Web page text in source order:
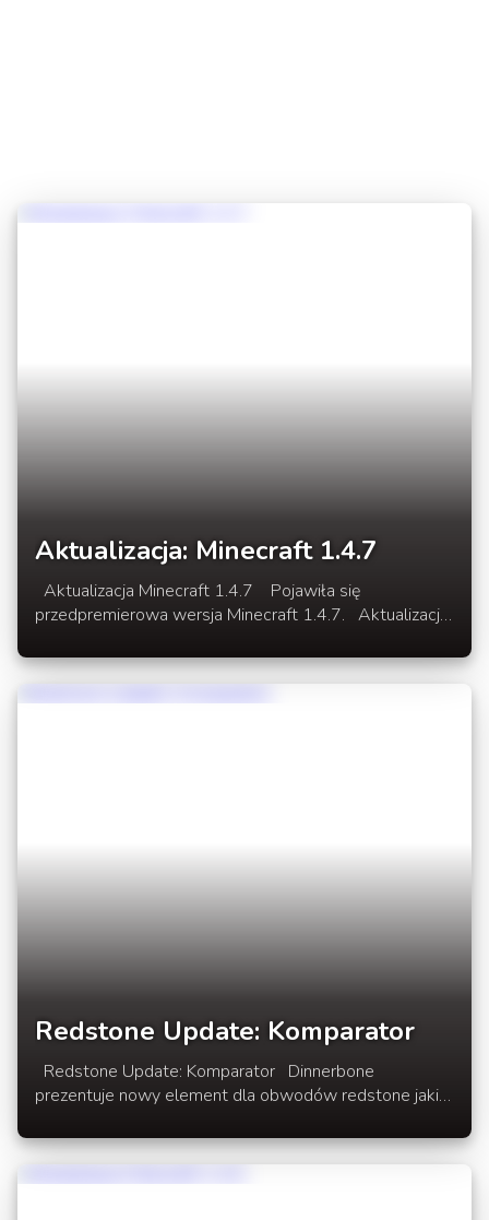
Aktualizacja: Minecraft 1.4.7
Aktualizacja Minecraft 1.4.7 Pojawiła się
przedpremierowa wersja Minecraft 1.4.7. Aktualizacja
Redstone Update: Komparator
Redstone Update: Komparator Dinnerbone
prezentuje nowy element dla obwodów redstone jakim
Komparatora w rozwinięciu newsa.